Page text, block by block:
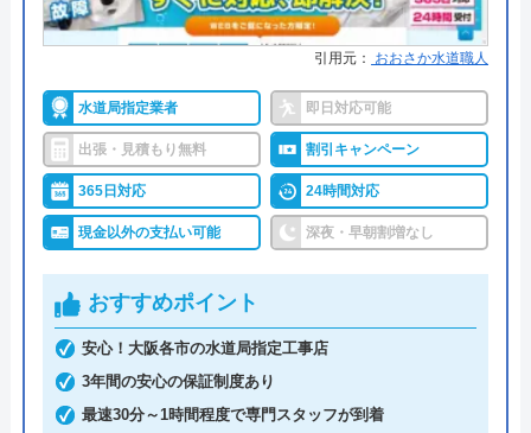
所在地
〒113-0033
東京都文京区本郷5-1-11
対応エリア
水110番を運営しているサイトの累計の問い合わせ
いる業者です。水回りに限らず約150品目のお家の
トラブルに対応しておりますので、お住まいのトラ
ブルならなんでも相談できます。
明朗会計で、見積もり後の追加費用は一切ありませ
んので、悪徳業者によくある高額請求の被害に遭う
ことはないでしょう。また、何かあったときに使え
るクーリングオフを採用しているところも安心で
す。見積もり・キャンセル料は無料ですし、相見積
もりをする際にも利用したい業者です。
引用元： おおさか水道職人
水道局指定業者 即日対応可能
出張・見積もり無料 割引キャンペーン
365日対応 24時間対応
現金以外の支払い可能 深夜・早朝割増なし
おすすめポイント
安心！大阪各市の水道局指定工事店
3年間の安心の保証制度あり
最速30分～1時間程度で専門スタッフが到着